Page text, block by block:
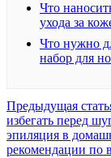
Что
ухода за
Что нужно
набор для
Предыдущая
избегать перед
эпиляция в
рекомендации по